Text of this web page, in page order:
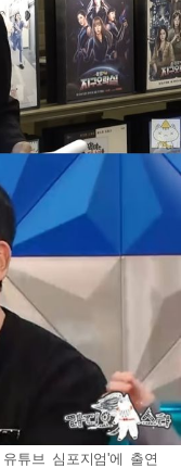
튜브 심포지엄'에 출연